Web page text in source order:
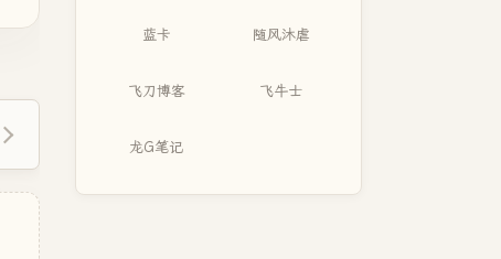
蓝卡 随风沐虐
飞刀博客 飞牛士
龙G笔记